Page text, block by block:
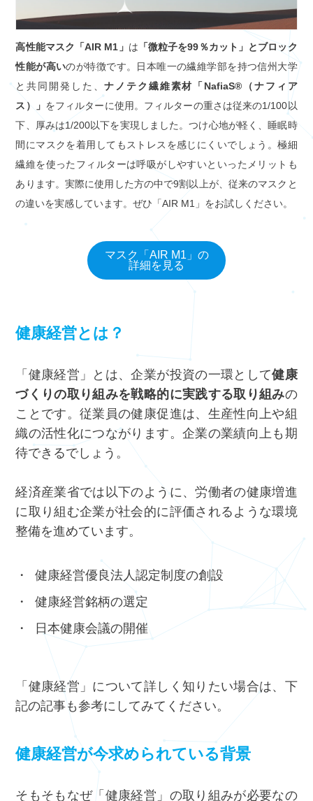
高性能マスク「AIR M1」 は 「微粒子を99％カット」とブロック
性能が高いのが特徴です。日本唯一の繊維学部を持つ信州大学
と共同開発した、ナノテク繊維素材「NafiaS®（ナフィア
ス）」 をフィルターに使用。フィルターの重さは従来の1/100以
下、厚みは1/200以下を実現しました。つけ心地が軽く、睡眠時
間にマスクを着用してもストレスを感じにくいでしょう。極細
繊維を使ったフィルターは呼吸がしやすいといったメリットも
あります。実際に使用した方の中で9割以上が、従来のマスクと
の違いを実感しています。ぜひ「AIR M1」をお試しください。
マスク「AIR M1」の
詳細を見る
健康経営とは？
「健康経営」とは、企業が投資の一環として健康
づくりの取り組みを戦略的に実践する取り組みの
ことです。従業員の健康促進は、生産性向上や組
織の活性化につながります。企業の業績向上も期
待できるでしょう。
経済産業省では以下のように、労働者の健康増進
に取り組む企業が社会的に評価されるような環境
整備を進めています。
健康経営優良法人認定制度の創設
健康経営銘柄の選定
日本健康会議の開催
「健康経営」について詳しく知りたい場合は、下
記の記事も参考にしてみてください。
健康経営が今求められている背景
そもそもなぜ「健康経営」の取り組みが必要なの